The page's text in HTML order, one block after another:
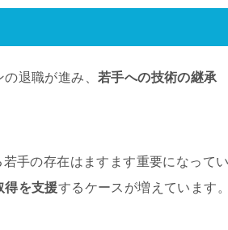
の退職が進み、若手への技術の継承
手の存在はますます重要になってい
得を支援するケースが増えています。